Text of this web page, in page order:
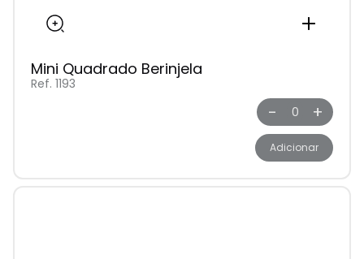
Mini Quadrado Berinjela
Ref. 1193
- +
Adicionar